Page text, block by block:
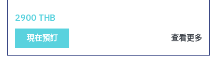
2900 THB
現在預訂 查看更多